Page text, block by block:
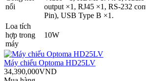
nối
output ×1, RJ45 ×1, RS-232
Pin), USB Type B ×1.
Loa tích
hợp trong
máy
10W
Máy chiếu Optoma HD25LV
34,390,000VND